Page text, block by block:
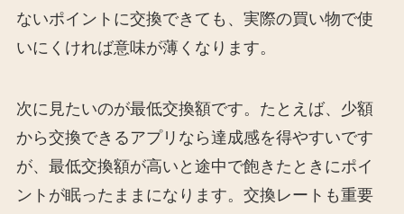
ないポイントに交換できても、実際の買い物で使
いにくければ意味が薄くなります。
次に見たいのが最低交換額です。たとえば、少額
から交換できるアプリなら達成感を得やすいです
が、最低交換額が高いと途中で飽きたときにポイ
ントが眠ったままになります。交換レートも重要